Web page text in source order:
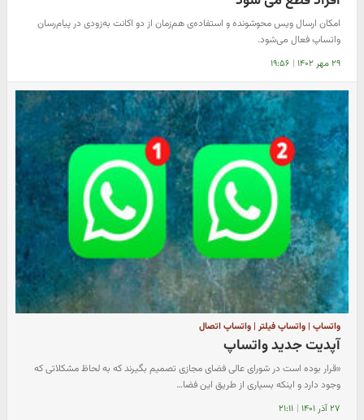
امکان ارسال ویس محوشونده و استفاده‌ی هم‌زمان از دو اکانت به‌زودی در پیام‌رسان
واتساپ فعال می‌شود.
۲۹ مهر ۱۴۰۲ | ۱۹:۵۶
واتساپ | واتساپ فیلتر | واتساپ اتصال
آپدیت جدید واتساپ
«قرار بوده است در شورای عالی فضای مجازی تصمیم بگیرند که به لحاظ مشکلاتی که
وجود دارد و اینکه بسیاری از طریق این فضا…
۲۷ آذر ۱۴۰۱ | ۲۱:۱۱